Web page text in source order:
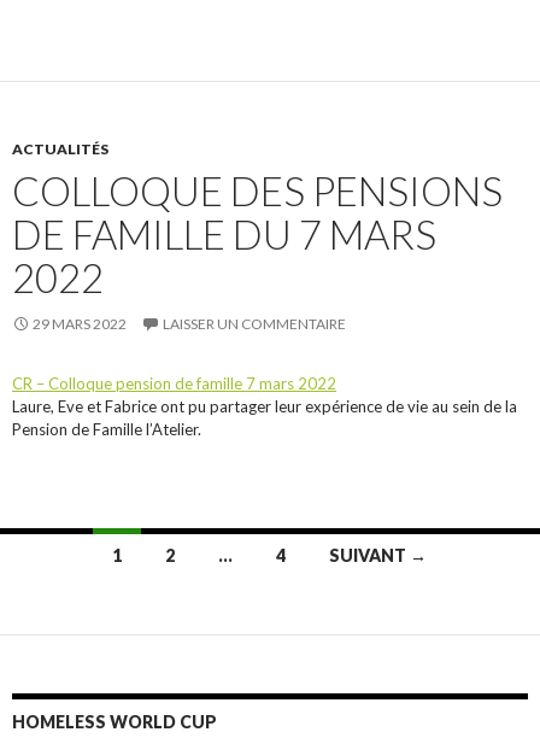
ACTUALITÉS
COLLOQUE DES PENSIONS
DE FAMILLE DU 7 MARS
2022
29 MARS 2022 LAISSER UN COMMENTAIRE
CR – Colloque pension de famille 7 mars 2022
Laure, Eve et Fabrice ont pu partager leur expérience de vie au sein de la
Pension de Famille l’Atelier.
1 2 … 4 SUIVANT →
HOMELESS WORLD CUP